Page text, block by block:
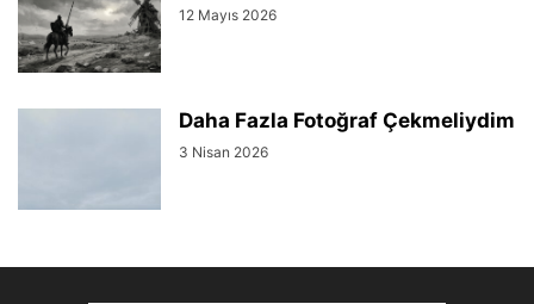
12 Mayıs 2026
Daha Fazla Fotoğraf Çekmeliydim
3 Nisan 2026